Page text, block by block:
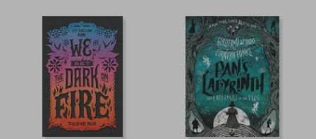
40%
dcto.
40%
dcto.